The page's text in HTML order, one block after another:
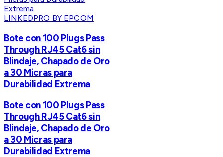
LINKEDPRO BY EPCOM
Bote con 100 Plugs Pass
Through RJ45 Cat6 sin
Blindaje, Chapado de Oro
a 30 Micras para
Durabilidad Extrema
Bote con 100 Plugs Pass
Through RJ45 Cat6 sin
Blindaje, Chapado de Oro
a 30 Micras para
Durabilidad Extrema